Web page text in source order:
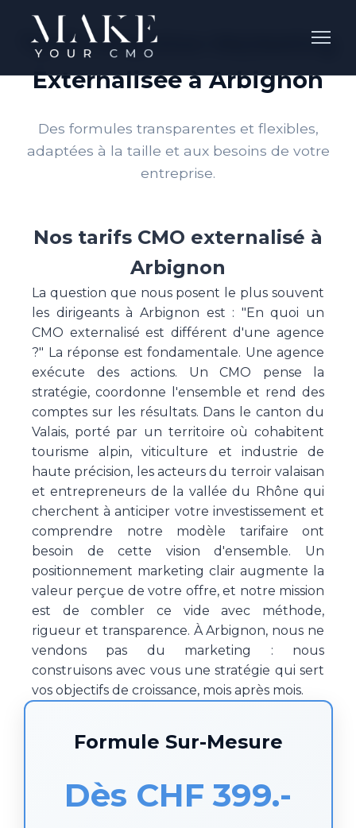
Tarifs Direction Marketing
Externalisée à Arbignon
Des formules transparentes et flexibles,
adaptées à la taille et aux besoins de votre
entreprise.
Nos tarifs CMO externalisé à
Arbignon
La question que nous posent le plus souvent
les dirigeants à Arbignon est : "En quoi un
CMO externalisé est différent d'une agence
?" La réponse est fondamentale. Une agence
exécute des actions. Un CMO pense la
stratégie, coordonne l'ensemble et rend des
comptes sur les résultats. Dans le canton du
Valais, porté par un territoire où cohabitent
tourisme alpin, viticulture et industrie de
haute précision, les acteurs du terroir valaisan
et entrepreneurs de la vallée du Rhône qui
cherchent à anticiper votre investissement et
comprendre notre modèle tarifaire ont
besoin de cette vision d'ensemble. Un
positionnement marketing clair augmente la
valeur perçue de votre offre, et notre mission
est de combler ce vide avec méthode,
rigueur et transparence. À Arbignon, nous ne
vendons pas du marketing : nous
construisons avec vous une stratégie qui sert
vos objectifs de croissance, mois après mois.
Formule Sur-Mesure
Dès CHF 399.-